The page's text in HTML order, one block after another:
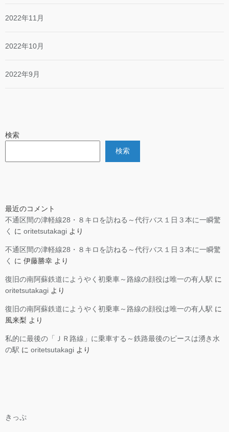
2022年11月
2022年10月
2022年9月
検索
検索
最近のコメント
不通区間の津軽線28・８キロを訪ねる～代行バス１日３本に一瞬驚
く
に oritetsutakagi より
不通区間の津軽線28・８キロを訪ねる～代行バス１日３本に一瞬驚
く
に 伊藤勝幸 より
復旧の南阿蘇鉄道にようやく初乗車～路線の顔役は唯一の有人駅 に
oritetsutakagi より
復旧の南阿蘇鉄道にようやく初乗車～路線の顔役は唯一の有人駅 に
風来梨 より
私的に最後の「ＪＲ路線」に乗車する～鉄路最後のピースは湧き水
の駅 に oritetsutakagi より
きっぷ